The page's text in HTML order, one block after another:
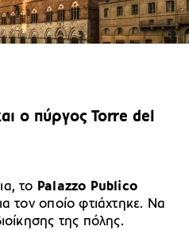
ο πύργος Torre del
το Palazzo Publico
τον οποίο φτιάχτηκε. Να
της πόλης.